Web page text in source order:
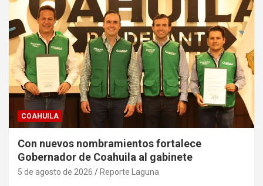
COAHUILA
Con nuevos nombramientos fortalece
Gobernador de Coahuila al gabinete
5 de agosto de 2026 Reporte Laguna